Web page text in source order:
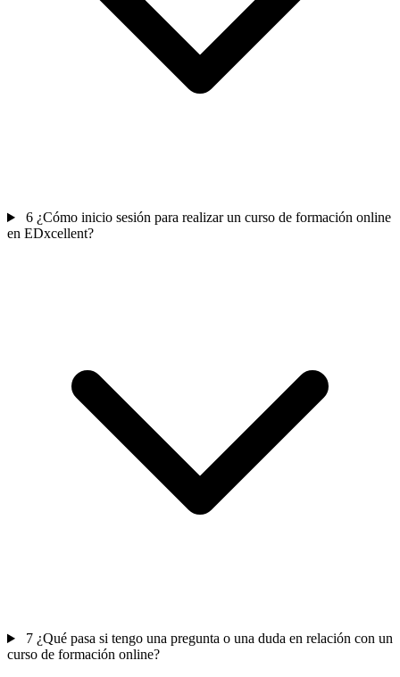
6 ¿Cómo inicio sesión para realizar un curso de formación online
en EDxcellent?
7 ¿Qué pasa si tengo una pregunta o una duda en relación con un
curso de formación online?